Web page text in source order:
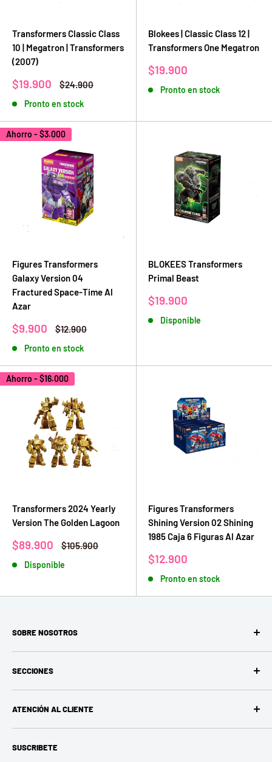
Transformers Classic Class
10 | Megatron | Transformers
(2007)
Precio
venta
$19.900
Precio
$24.900
Pronto en stock
Blokees | Classic Class 12 |
Transformers One Megatron
Precio
venta
$19.900
Pronto en stock
Ahorro -$3.000
Figures Transformers
Galaxy Version 04
Fractured Space-Time Al
Azar
Precio
venta
$9.900
Precio
$12.900
Pronto en stock
BLOKEES Transformers
Primal Beast
Precio
venta
$19.900
Disponible
Ahorro -$16.000
Transformers 2024 Yearly
Version The Golden Lagoon
Precio
venta
$89.900
Precio
$105.900
Disponible
Figures Transformers
Shining Version 02 Shining
1985 Caja 6 Figuras Al Azar
Precio
venta
$12.900
Pronto en stock
SOBRE NOSOTROS
frente a una pantalla, sino con las manos ocupadas, la
imaginación volando y una sonrisa compartida. Somos una
tienda dedicada a ofrecer juguetes y experiencias
SECCIONES
Nasa
CubicFun
Ciudades
Casitas mini
ATENCIÓN AL CLIENTE
Buscar
Contacto
SUSCRIBETE